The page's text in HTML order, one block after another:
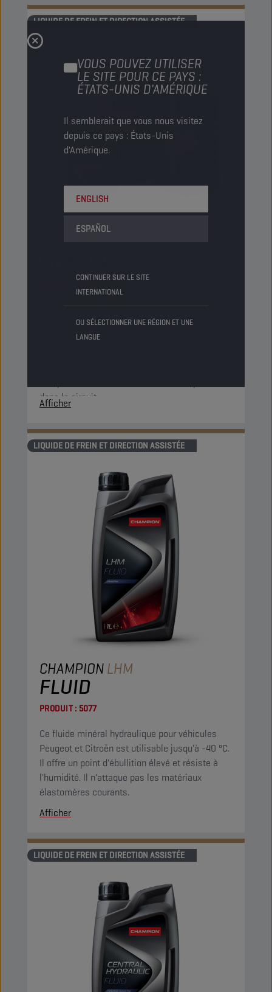
VOUS POUVEZ UTILISER
LE SITE POUR CE PAYS :
ÉTATS-UNIS D'AMÉRIQUE
Il semblerait que vous nous visitez
depuis ce pays : États-Unis
d'Amérique.
ENGLISH
ESPAÑOL
CONTINUER SUR LE SITE
INTERNATIONAL
OU SÉLECTIONNER UNE RÉGION ET UNE
LANGUE
LIQUIDE DE FREIN ET DIRECTION ASSISTÉE
freinage hydraulique. Sa composition affiche
une grande stabilité chimique, une excellente
dans le circuit.
Afficher
LIQUIDE DE FREIN ET DIRECTION ASSISTÉE
CHAMPIONLHM
FLUID
PRODUIT : 5077
Ce fluide minéral hydraulique pour véhicules
Peugeot et Citroën est utilisable jusqu'à -40 °C.
Il offre un point d'ébullition élevé et résiste à
l'humidité. Il n'attaque pas les matériaux
élastomères courants.
Afficher
LIQUIDE DE FREIN ET DIRECTION ASSISTÉE